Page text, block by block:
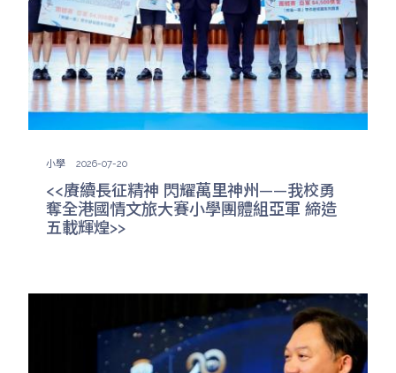
小學 2026-07-20
<<賡續長征精神 閃耀萬里神州——我校勇
奪全港國情文旅大賽小學團體組亞軍 締造
五載輝煌>>